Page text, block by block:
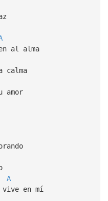
al alma
calma
amor
A
en mí